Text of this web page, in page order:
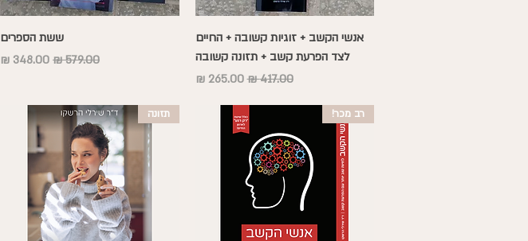
תצוגה מהירה
אנשי הקשב + זוגיות קשובה + החיים
לצד הפרעת קשב + תזונה קשובה
מחיר רגיל‏417.00 ‏₪ מחיר מבצע‏265.00 ‏₪
תצוגה מהירהששת הספרים
מחיר רגיל מחיר מבצע
רב מכר! תזונה